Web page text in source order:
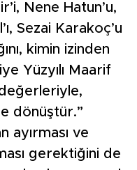
Nene Hatun’u,
Sezai Karakoç’u
kimin izinden
Yüzyılı Maarif
dönüştür.”
ayırması ve
gerektiğini de